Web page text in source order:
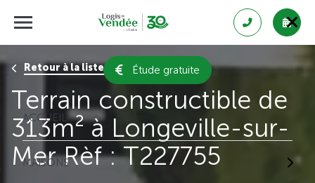
Étude gratuite
ACCUEIL
MAISONS
Retour à la liste des résultats
Terrain constructible de
313m² à Longeville-sur-
Mer Rèf : T227755